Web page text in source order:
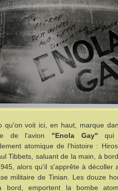
qu'on voit ici, en haut, marque
de l'avion "Enola Gay" qui
atomique de l'histoire :
Tibbets, saluant de la main, à
alors qu'il s'apprête à décoller
militaire de Tinian. Les douze
bord, emportent la bombe